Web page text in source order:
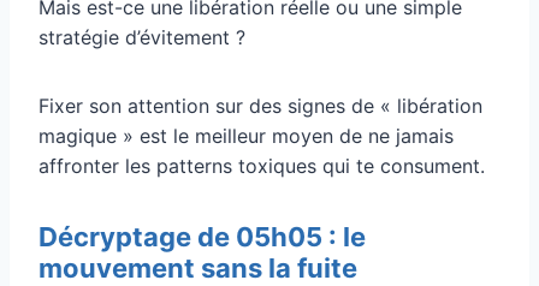
Mais est-ce une libération réelle ou une simple
stratégie d’évitement ?
Fixer son attention sur des signes de « libération
magique » est le meilleur moyen de ne jamais
affronter les patterns toxiques qui te consument.
Décryptage de 05h05 : le
mouvement sans la fuite